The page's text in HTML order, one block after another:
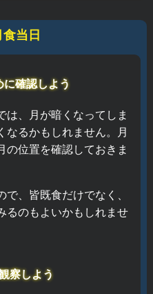
当日
に確認しよう
は、月が暗くなってしま
なるかもしれません。月
の位置を確認しておきま
、皆既食だけでなく、
るのもよいかもしれませ
察しよう